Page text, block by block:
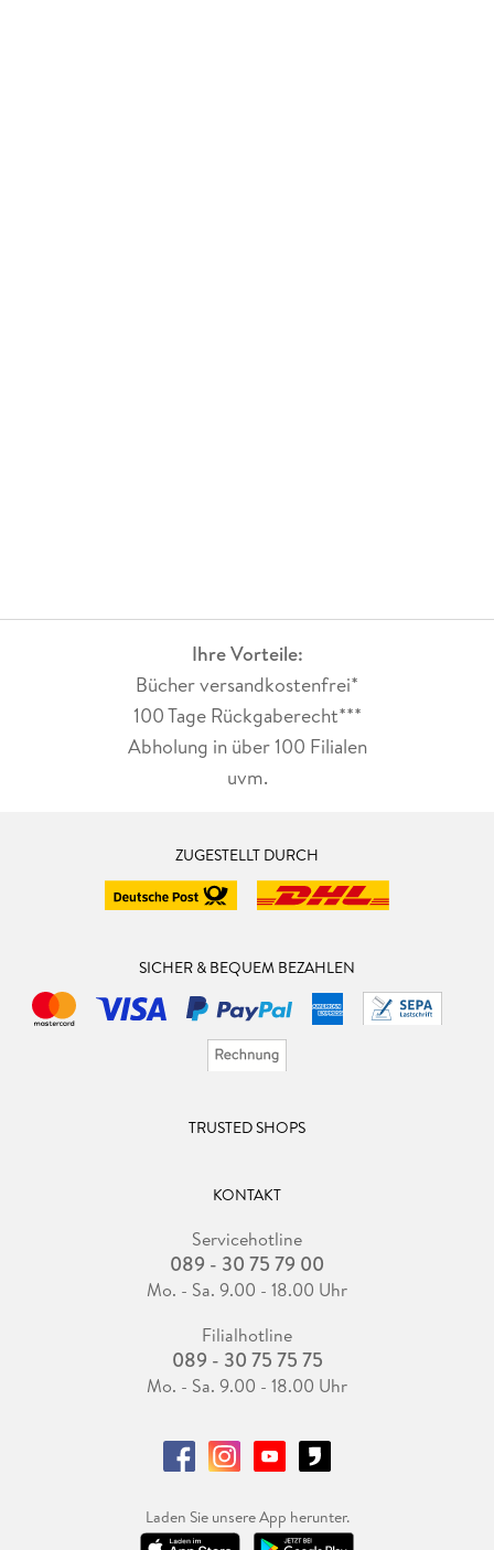
Ihre Vorteile:
Bücher versandkostenfrei*
100 Tage Rückgaberecht***
Abholung in über 100 Filialen
uvm.
ZUGESTELLT DURCH
SICHER & BEQUEM BEZAHLEN
TRUSTED SHOPS
KONTAKT
Servicehotline
089 - 30 75 79 00
Mo. - Sa. 9.00 - 18.00 Uhr
Filialhotline
089 - 30 75 75 75
Mo. - Sa. 9.00 - 18.00 Uhr
Laden Sie unsere App herunter.